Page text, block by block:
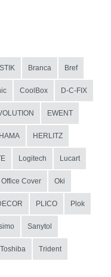
Branca Bref
CoolBox D-C-FIX
EWENT
HAMA HERLITZ
Logitech Lucart
Office Cover Oki
PLICO Plok
Sanytol
Toshiba Trident